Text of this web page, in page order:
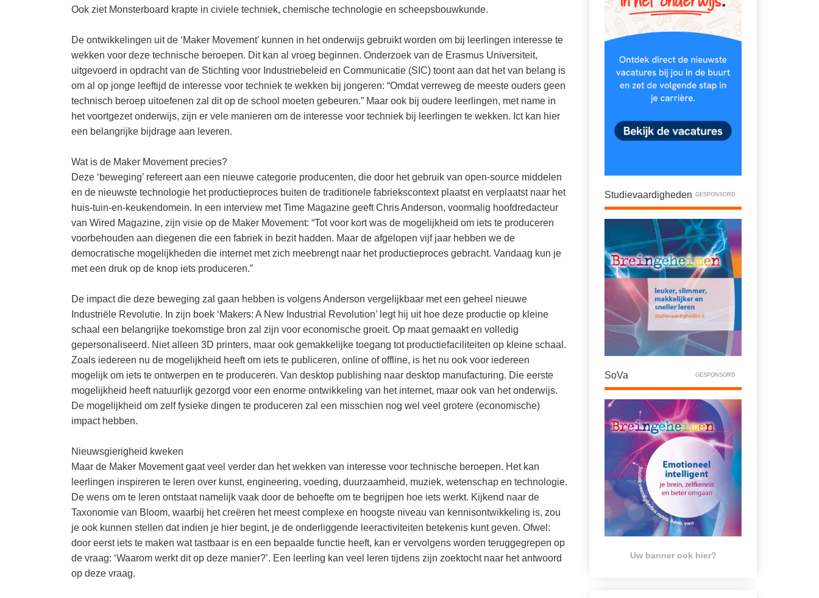
Ook ziet Monsterboard krapte in civiele techniek, chemische technologie en scheepsbouwkunde.
De ontwikkelingen uit de ‘Maker Movement’ kunnen in het onderwijs gebruikt worden om bij leerlingen interesse te
wekken voor deze technische beroepen. Dit kan al vroeg beginnen. Onderzoek van de Erasmus Universiteit,
uitgevoerd in opdracht van de Stichting voor Industriebeleid en Communicatie (SIC) toont aan dat het van belang is
om al op jonge leeftijd de interesse voor techniek te wekken bij jongeren: “Omdat verreweg de meeste ouders geen
technisch beroep uitoefenen zal dit op de school moeten gebeuren.” Maar ook bij oudere leerlingen, met name in
het voortgezet onderwijs, zijn er vele manieren om de interesse voor techniek bij leerlingen te wekken. Ict kan hier
een belangrijke bijdrage aan leveren.
Wat is de Maker Movement precies?
Deze ‘beweging’ refereert aan een nieuwe categorie producenten, die door het gebruik van open-source middelen
en de nieuwste technologie het productieproces buiten de traditionele fabriekscontext plaatst en verplaatst naar het
huis-tuin-en-keukendomein. In een interview met Time Magazine geeft Chris Anderson, voormalig hoofdredacteur
van Wired Magazine, zijn visie op de Maker Movement: “Tot voor kort was de mogelijkheid om iets te produceren
voorbehouden aan diegenen die een fabriek in bezit hadden. Maar de afgelopen vijf jaar hebben we de
democratische mogelijkheden die internet met zich meebrengt naar het productieproces gebracht. Vandaag kun je
met een druk op de knop iets produceren.”
De impact die deze beweging zal gaan hebben is volgens Anderson vergelijkbaar met een geheel nieuwe
Industriële Revolutie. In zijn boek ‘Makers: A New Industrial Revolution’ legt hij uit hoe deze productie op kleine
schaal een belangrijke toekomstige bron zal zijn voor economische groeit. Op maat gemaakt en volledig
gepersonaliseerd. Niet alleen 3D printers, maar ook gemakkelijke toegang tot productiefaciliteiten op kleine schaal.
Zoals iedereen nu de mogelijkheid heeft om iets te publiceren, online of offline, is het nu ook voor iedereen
mogelijk om iets te ontwerpen en te produceren. Van desktop publishing naar desktop manufacturing. Die eerste
mogelijkheid heeft natuurlijk gezorgd voor een enorme ontwikkeling van het internet, maar ook van het onderwijs.
De mogelijkheid om zelf fysieke dingen te produceren zal een misschien nog wel veel grotere (economische)
impact hebben.
Nieuwsgierigheid kweken
Maar de Maker Movement gaat veel verder dan het wekken van interesse voor technische beroepen. Het kan
leerlingen inspireren te leren over kunst, engineering, voeding, duurzaamheid, muziek, wetenschap en technologie.
De wens om te leren ontstaat namelijk vaak door de behoefte om te begrijpen hoe iets werkt. Kijkend naar de
Taxonomie van Bloom, waarbij het creëren het meest complexe en hoogste niveau van kennisontwikkeling is, zou
je ook kunnen stellen dat indien je hier begint, je de onderliggende leeractiviteiten betekenis kunt geven. Ofwel:
door eerst iets te maken wat tastbaar is en een bepaalde functie heeft, kan er vervolgens worden teruggegrepen op
de vraag: ‘Waarom werkt dit op deze manier?’. Een leerling kan veel leren tijdens zijn zoektocht naar het antwoord
op deze vraag.
Studievaardigheden GESPONSORD
SoVa GESPONSORD
Uw banner ook hier?